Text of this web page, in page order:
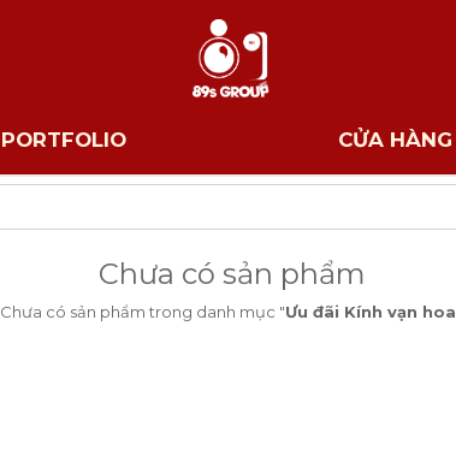
PORTFOLIO CỬA HÀNG
Chưa có sản phẩm
Chưa có sản phẩm trong danh mục "Ưu đãi Kính vạn hoa